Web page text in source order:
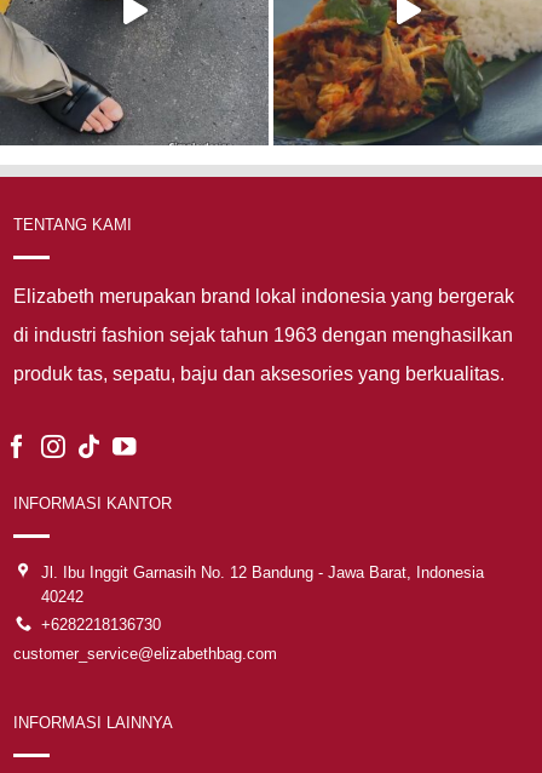
TENTANG KAMI
Elizabeth merupakan brand lokal indonesia yang bergerak
di industri fashion sejak tahun 1963 dengan menghasilkan
produk tas, sepatu, baju dan aksesories yang berkualitas.
INFORMASI KANTOR
Jl. Ibu Inggit Garnasih No. 12 Bandung - Jawa Barat, Indonesia
40242
+6282218136730
customer_service@elizabethbag.com
INFORMASI LAINNYA